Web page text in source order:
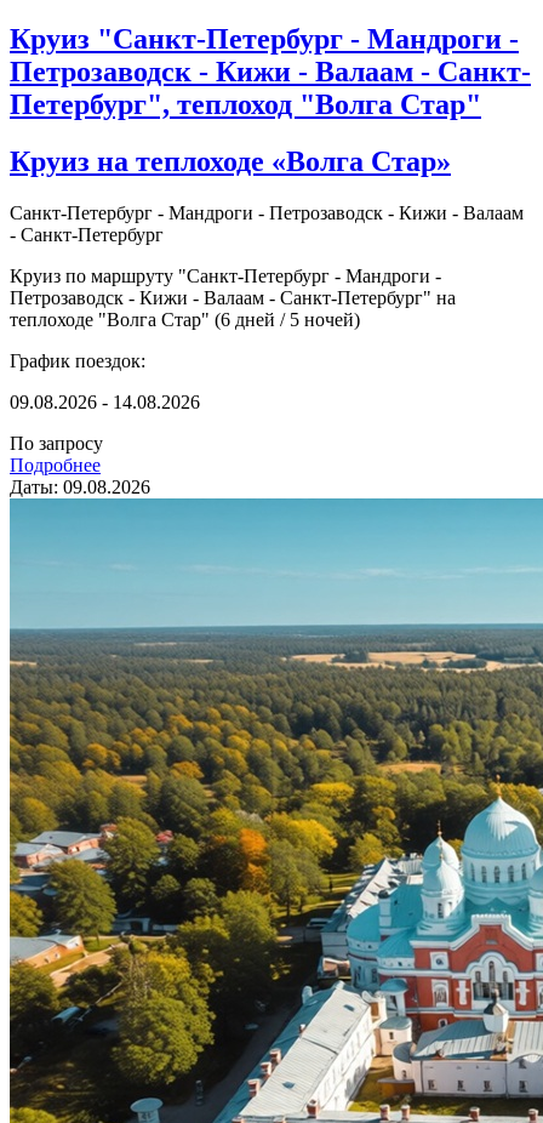
Круиз "Санкт-Петербург - Мандроги -
Петрозаводск - Кижи - Валаам - Санкт-
Петербург", теплоход "Волга Стар"
Круиз на теплоходе «Волга Стар»
Санкт-Петербург - Мандроги - Петрозаводск - Кижи - Валаам
- Санкт-Петербург
Круиз по маршруту "Санкт-Петербург - Мандроги -
Петрозаводск - Кижи - Валаам - Санкт-Петербург" на
теплоходе "Волга Стар" (6 дней / 5 ночей)
График поездок:
09.08.2026 - 14.08.2026
По запросу
Подробнее
Даты: 09.08.2026